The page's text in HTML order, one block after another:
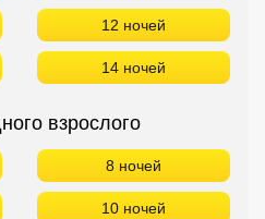
12 ночей
14 ночей
взрослого
8 ночей
10 ночей